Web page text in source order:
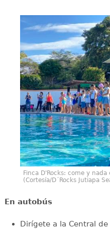
Finca D'Rocks: come y
(Cortesía/D´Rocks Jutiapa
En autobús
Dirígete a la Central